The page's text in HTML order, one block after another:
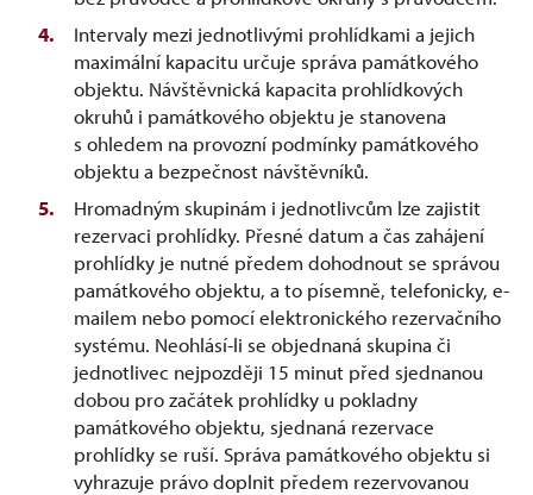
Intervaly mezi jednotlivými prohlídkami a jejich
maximální kapacitu určuje správa památkového
objektu. Návštěvnická kapacita prohlídkových
okruhů i památkového objektu je stanovena
s ohledem na provozní podmínky památkového
objektu a bezpečnost návštěvníků.
Hromadným skupinám i jednotlivcům lze zajistit
rezervaci prohlídky. Přesné datum a čas zahájení
prohlídky je nutné předem dohodnout se správou
památkového objektu, a to písemně, telefonicky, e-
mailem nebo pomocí elektronického rezervačního
systému. Neohlásí-li se objednaná skupina či
jednotlivec nejpozději 15 minut před sjednanou
dobou pro začátek prohlídky u pokladny
památkového objektu, sjednaná rezervace
prohlídky se ruší. Správa památkového objektu si
vyhrazuje právo doplnit předem rezervovanou